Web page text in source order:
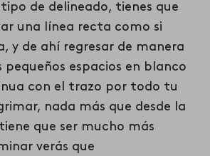
de delineado, tienes que
una línea recta como si
y de ahí regresar de manera
espacios en blanco
con el trazo por todo tu
nada más que desde la
que ser mucho más
verás que